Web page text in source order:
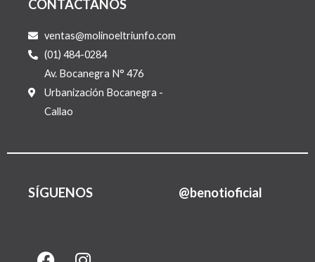
CONTACTÁNOS
ventas@molinoeltriunfo.com
(01) 484-0284
Av. Bocanegra N° 476
Urbanización Bocanegra -
Callao
SÍGUENOS @benotioficial
F
I
L